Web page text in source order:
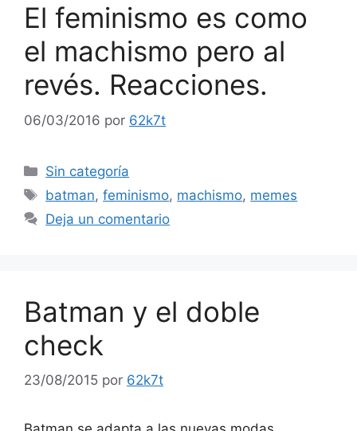
El feminismo es como
el machismo pero al
revés. Reacciones.
06/03/2016 por 62k7t
Categorías
Sin categoría
Etiquetas
batman,feminismo, machismo, memes
Deja un comentario
Batman y el doble
check
23/08/2015 por 62k7t